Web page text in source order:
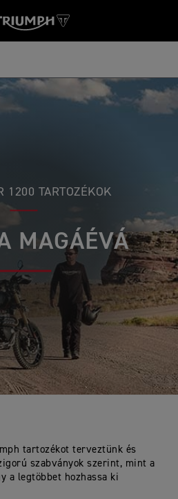
1200 TARTOZÉKOK
MAGÁÉVÁ
tartozékot terveztünk és
szabványok szerint, mint a
a legtöbbet hozhassa ki